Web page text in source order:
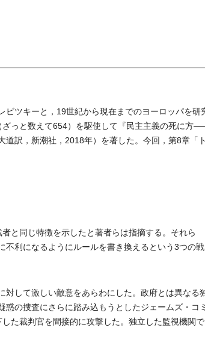
ツキーと，19世紀から現在までのヨーロッパを研
ざっと数えて654）を駆使して『民主主義の死に方
訳，新潮社，2018年）を著した。今回，第8章「ト
と同じ特徴を示したと著者らは指摘する。それら
利になるようにルールを書き換えるという3つの戦
して激しい敵意をあらわにした。政府とは異なる
の捜査にさらに踏み込もうとしたジェームズ・コミ
た裁判官を間接的に攻撃した。独立した監視機関で